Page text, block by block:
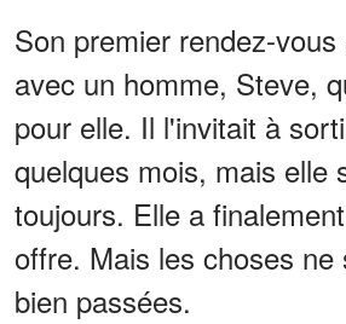
Son premier rendez-
avec un homme, Steve,
pour elle. Il l'invitait à
quelques mois, mais elle
toujours. Elle a
offre. Mais les choses ne
bien passées.